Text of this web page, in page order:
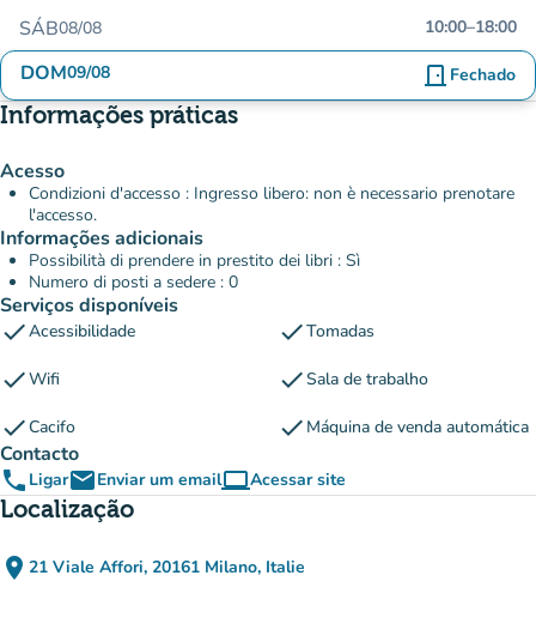
SÁB08/08 10:00–18:00
DOM09/08 door_front Fechado
Informações práticas
Acesso
Condizioni d'accesso : Ingresso libero: non è necessario prenotare
l'accesso.
Informações adicionais
Possibilità di prendere in prestito dei libri : Sì
Numero di posti a sedere : 0
Serviços disponíveis
checkAcessibilidade checkTomadas
checkWifi checkSala de trabalho
checkCacifo check Máquina de venda automática
Contacto
phone LigaremailEnviar um emailcomputerAcessar site
(novo separador)
Localização
place 21 Viale Affori, 20161 Milano, Italie
(abrir no Google Maps)
(novo separador)